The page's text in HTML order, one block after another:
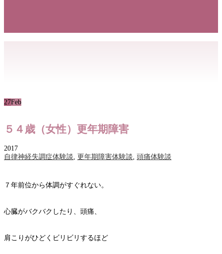
27Feb
５４歳（女性）更年期障害
2017
自律神経失調症体験談, 更年期障害体験談, 頭痛体験談
７年前位から体調がすぐれない。
心臓がバクバクしたり、頭痛、
肩こりがひどくビリビリするほど